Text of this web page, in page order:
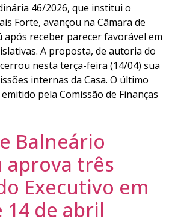
46/2026, que institui o
Forte, avançou na Câmara de
após receber parecer favorável em
A proposta, de autoria do
nesta terça-feira (14/04) sua
internas da Casa. O último
pela Comissão de Finanças
Balneário
aprova três
Executivo em
14 de abril